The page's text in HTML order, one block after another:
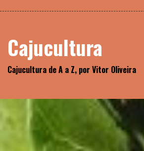
to
Cajucultura
Cajucultura de A a Z, por Vitor Oliveira